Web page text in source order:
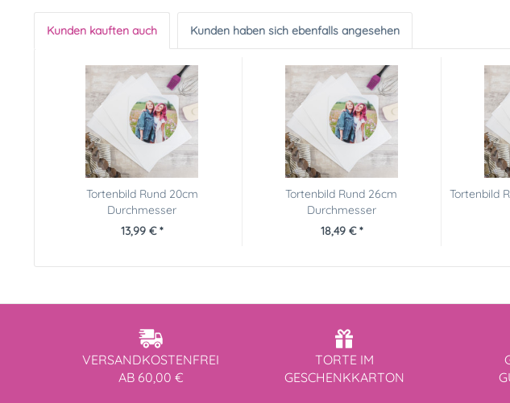
Kunden kauften auch Kunden haben sich ebenfalls angesehen
Tortenbild Rund 20cm
Durchmesser
13,99 € *
Tortenbild Rund 26cm
Durchmesser
18,49 € *
Tortenbild
VERSANDKOSTENFREI
AB 60,00 €
TORTE IM
GESCHENKKARTON